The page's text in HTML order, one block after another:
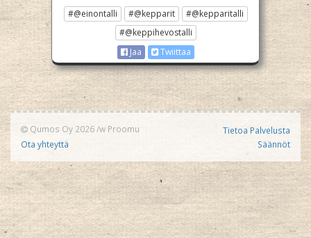
#@einontalli #@kepparit
#@kepparitalli
#@keppihevostalli
Jaa
Twiittaa
Qumos Oy 2026/w Proomu
Ota yhteyttä
Tietoa Palvelusta
Säännöt